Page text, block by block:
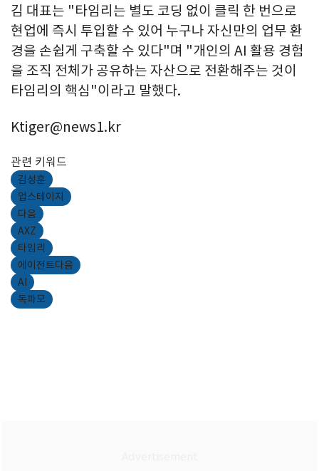
김 대표는 "타임리는 별도 코딩 없이 클릭 한 번으로
현업에 즉시 투입할 수 있어 누구나 자신만의 업무 환
경을 손쉽게 구축할 수 있다"며 "개인의 AI 활용 경험
을 조직 전체가 공유하는 자산으로 전환해주는 것이
타임리의 핵심"이라고 말했다.
Ktiger@news1.kr
관련 키워드
김성훈
업스테이지
다음
AXZ
타임리
에이전트다음
AI
독파모